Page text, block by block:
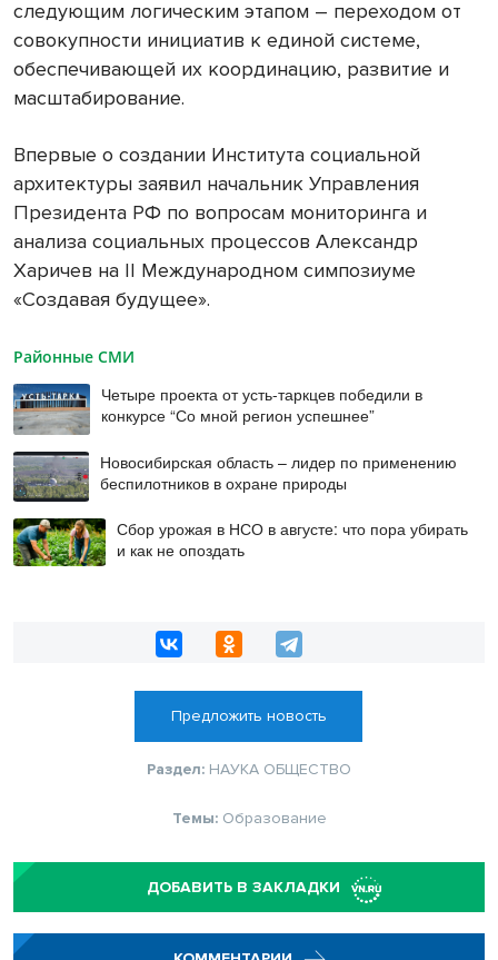
следующим логическим этапом – переходом от
совокупности инициатив к единой системе,
обеспечивающей их координацию, развитие и
масштабирование.
Впервые о создании Института социальной
архитектуры заявил начальник Управления
Президента РФ по вопросам мониторинга и
анализа социальных процессов Александр
Харичев на II Международном симпозиуме
«Создавая будущее».
Районные СМИ
Четыре проекта от усть-таркцев победили в
конкурсе “Со мной регион успешнее”
Новосибирская область – лидер по применению
беспилотников в охране природы
Сбор урожая в НСО в августе: что пора убирать
и как не опоздать
Предложить новость
Раздел: НАУКА ОБЩЕСТВО
Темы: Образование
ДОБАВИТЬ В ЗАКЛАДКИ